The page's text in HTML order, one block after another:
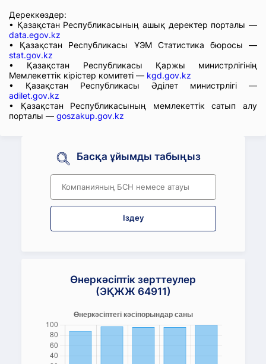
Дереккөздер:
• Қазақстан Республикасының ашық деректер порталы —
data.egov.kz
• Қазақстан Республикасы ҰЭМ Статистика бюросы —
stat.gov.kz
• Қазақстан Республикасы Қаржы министрлігінің
Мемлекеттік кірістер комитеті — kgd.gov.kz
• Қазақстан Республикасы Әділет министрлігі —
adilet.gov.kz
• Қазақстан Республикасының мемлекеттік сатып алу
порталы — goszakup.gov.kz
Басқа ұйымды табыңыз
Іздеу
Өнеркәсіптік зерттеулер
(ЭҚЖЖ 64911)